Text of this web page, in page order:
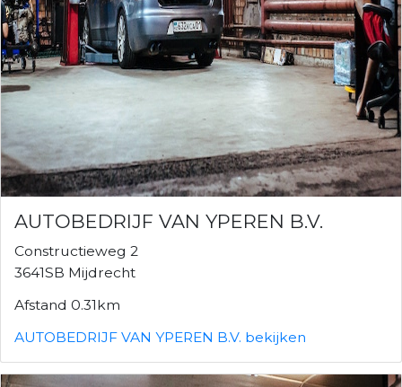
AUTOBEDRIJF VAN YPEREN B.V.
Constructieweg 2
3641SB Mijdrecht
Afstand 0.31km
AUTOBEDRIJF VAN YPEREN B.V. bekijken